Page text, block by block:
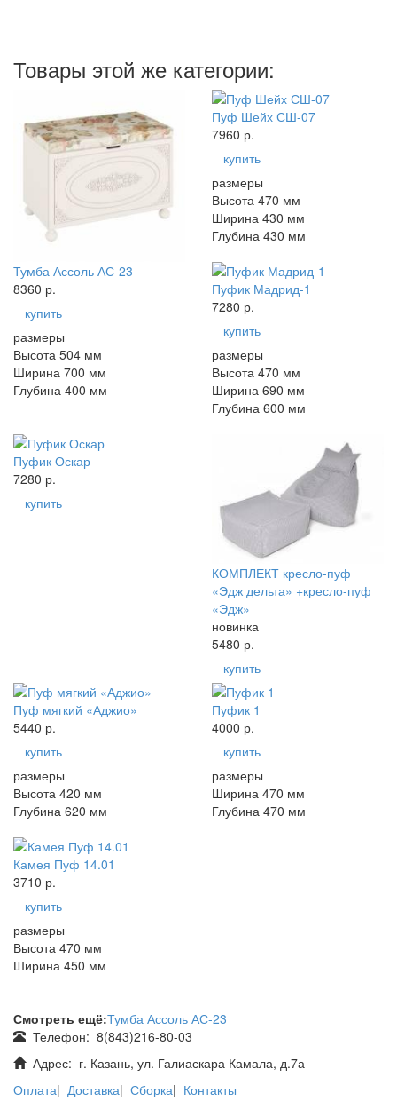
Товары этой же категории:
Тумба Ассоль АС-23
8360 р.
купить
размеры
Высота 504 мм
Ширина 700 мм
Глубина 400 мм
Пуф Шейх СШ-07
7960 р.
купить
размеры
Высота 470 мм
Ширина 430 мм
Глубина 430 мм
Пуфик Мадрид-1
7280 р.
купить
размеры
Высота 470 мм
Ширина 690 мм
Глубина 600 мм
Пуфик Оскар
7280 р.
купить
КОМПЛЕКТ кресло-пуф
«Эдж дельта» +кресло-пуф
«Эдж»
новинка
5480 р.
купить
Пуф мягкий «Аджио»
5440 р.
купить
размеры
Высота 420 мм
Глубина 620 мм
Пуфик 1
4000 р.
купить
размеры
Ширина 470 мм
Глубина 470 мм
Камея Пуф 14.01
3710 р.
купить
размеры
Высота 470 мм
Ширина 450 мм
Смотреть ещё:Тумба Ассоль АС-23
Телефон: 8(843)216-80-03
Адрес: г. Казань, ул. Галиаскара Камала, д.7а
Оплата| Доставка| Сборка| Контакты